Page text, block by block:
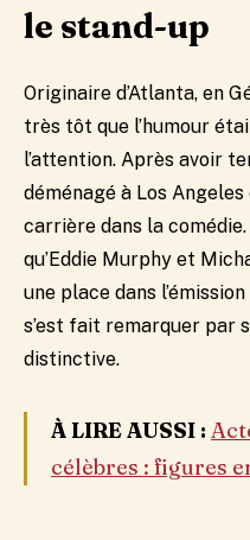
le stand-up
Originaire d’Atlanta, en
très tôt que l’humour
l’attention. Après avoir
déménagé à Los
carrière dans la
qu’Eddie Murphy et
une place dans
s’est fait remarquer par
distinctive.
À LIRE AUSSI :
célèbres : figures